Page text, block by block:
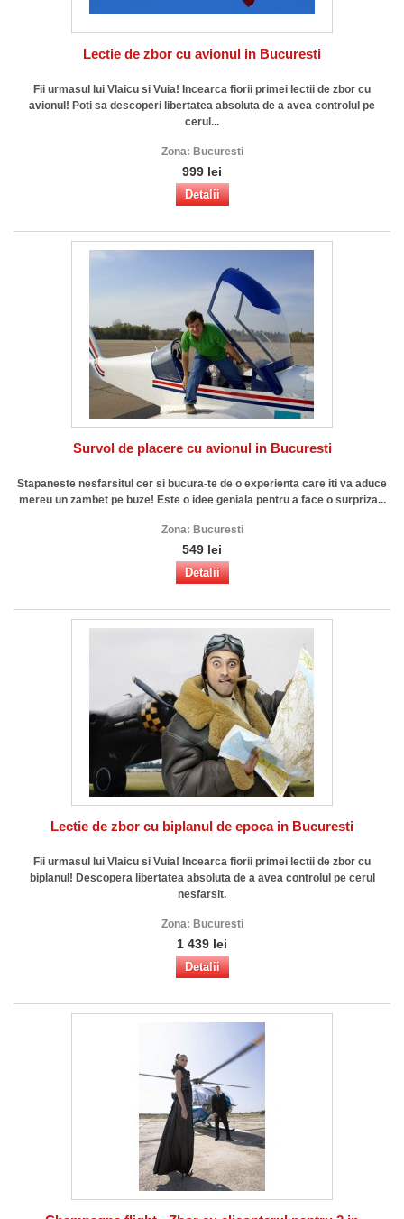
Lectie de zbor cu avionul in Bucuresti
Fii urmasul lui Vlaicu si Vuia! Incearca fiorii primei lectii de zbor cu
avionul! Poti sa descoperi libertatea absoluta de a avea controlul pe
cerul...
Zona: Bucuresti
999 lei
Detalii
Survol de placere cu avionul in Bucuresti
Stapaneste nesfarsitul cer si bucura-te de o experienta care iti va aduce
mereu un zambet pe buze! Este o idee geniala pentru a face o surpriza...
Zona: Bucuresti
549 lei
Detalii
Lectie de zbor cu biplanul de epoca in Bucuresti
Fii urmasul lui Vlaicu si Vuia! Incearca fiorii primei lectii de zbor cu
biplanul! Descopera libertatea absoluta de a avea controlul pe cerul
nesfarsit.
Zona: Bucuresti
1 439 lei
Detalii